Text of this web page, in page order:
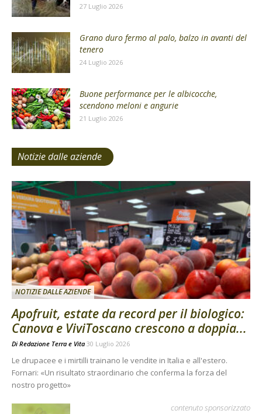
27 Luglio 2026
Grano duro fermo al palo, balzo in avanti del
tenero
24 Luglio 2026
Buone performance per le albicocche,
scendono meloni e angurie
21 Luglio 2026
Notizie dalle aziende
NOTIZIE DALLE AZIENDE
Apofruit, estate da record per il biologico:
Canova e ViviToscano crescono a doppia...
Di Redazione Terra e Vita 30 Luglio 2026
Le drupacee e i mirtilli trainano le vendite in Italia e all'estero.
Fornari: «Un risultato straordinario che conferma la forza del
nostro progetto»
contenuto sponsorizzato